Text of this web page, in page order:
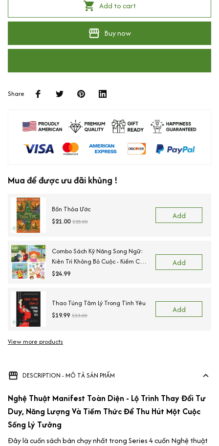
Add to cart
Buy now
Share
Mua để được ưu đãi khủng !
Bốn Thỏa Ước
$21.00 $25.00
Add
Combo Sách Kỹ Năng Song Ngữ:
Kiên Trì Không Bỏ Cuộc - Kiềm Chế
Cơn Tức Giận - Ngõ Lời Khi Cần
$24.99
Add
Thao Túng Tâm Lý Trong Tình Yêu
$19.99 $33.00
Add
View more products
DESCRIPTION - MÔ TẢ SẢN PHẨM
Nghệ Thuật Manifest Toàn Diện - Lộ Trình Thay Đổi Tư
Duy, Năng Lượng Và Tiềm Thức Để Thu Hút Một Cuộc
Sống Lý Tưởng
Đây là cuốn sách bán chạy nhất trong Series 4 cuốn Nghệ thuật